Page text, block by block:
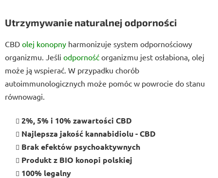
Utrzymywanie naturalnej odporności
CBD olej konopny harmonizuje system odpornościowy
organizmu. Jeśli odporność organizmu jest osłabiona, olej
może ją wspierać. W przypadku chorób
autoimmunologicznych może pomóc w powrocie do stanu
równowagi.
2%, 5% i 10% zawartości CBD
Najlepsza jakość kannabidiolu - CBD
Brak efektów psychoaktywnych
Produkt z BIO konopi polskiej
100% legalny